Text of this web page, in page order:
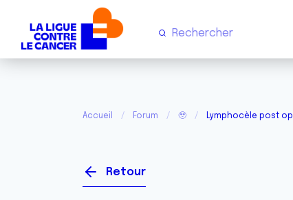
Accueil Forum 🥹 Lymphocèle post op
Retour